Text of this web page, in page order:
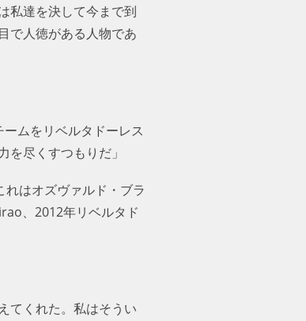
私達を決して今まで到
で人徳がある人物であ
ムをリベルタドーレス
尽くすつもりだ」
はオズヴァルド・ブラ
、2012年リベルタド
てくれた。私はそうい